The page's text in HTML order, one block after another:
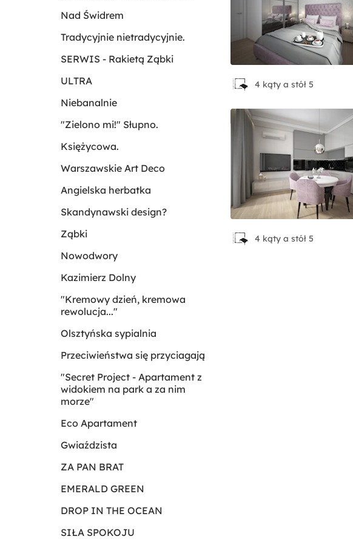
4 kąty a stół 5
4 kąty a stół 5
Nad Świdrem
Tradycyjnie nietradycyjnie.
SERWIS - Rakietą Ząbki
ULTRA
Niebanalnie
"Zielono mi!" Słupno.
Księżycowa.
Warszawskie Art Deco
Angielska herbatka
Skandynawski design?
Ząbki
Nowodwory
Kazimierz Dolny
"Kremowy dzień, kremowa
rewolucja..."
Olsztyńska sypialnia
Przeciwieństwa się przyciagają
"Secret Project - Apartament z
widokiem na park a za nim
morze"
Eco Apartament
Gwiaździsta
ZA PAN BRAT
EMERALD GREEN
DROP IN THE OCEAN
SIŁA SPOKOJU